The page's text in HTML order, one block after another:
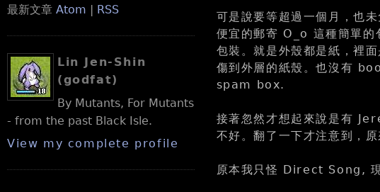
最新文章 Atom | RSS
Lin Jen-Shin
(godfat)
By Mutants, For Mutants
- from the past Black Isle.
View my complete profile
可是說要等超過一個月，也
便宜的郵寄 O_o 這種簡單的
包裝。就是外殼都是紙，裡
傷到外層的紙殼。也沒有
spam box.
接著忽然才想起來說是有
不好。翻了一下才注意到，
原本我只怪 Direct Song,